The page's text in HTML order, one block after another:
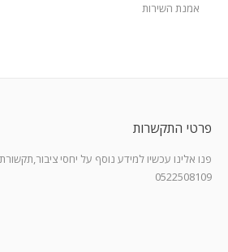
אמנת השירות
פרטי התקשרות
פנו אלינו עכשיו למידע נוסף על יחסי ציבור,תקשורת
0522508109